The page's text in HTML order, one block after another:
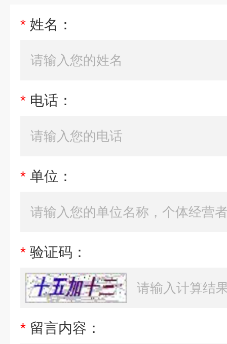
* 姓名：
* 电话：
* 单位：
* 验证码：
* 留言内容：